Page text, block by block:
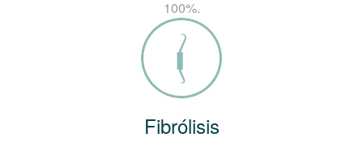
100%.
Fibrólisis